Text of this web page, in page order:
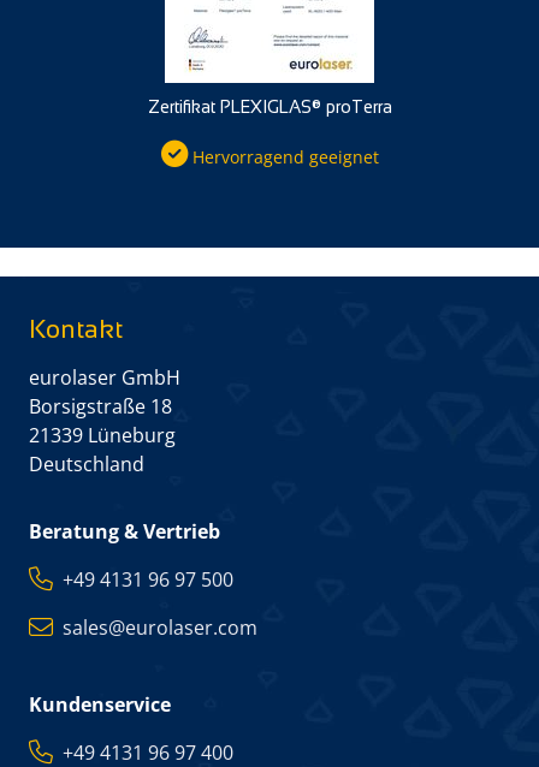
Zertifikat PLEXIGLAS® proTerra
Hervorragend geeignet
Kontakt
eurolaser GmbH
Borsigstraße 18
21339 Lüneburg
Deutschland
Beratung & Vertrieb
+49 4131 96 97 500
sales@eurolaser.com
Kundenservice
+49 4131 96 97 400